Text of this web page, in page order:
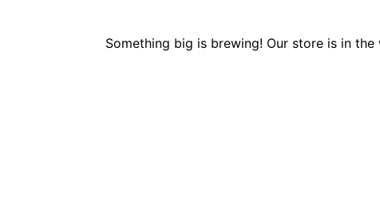
Something big is brewing! Our store is in